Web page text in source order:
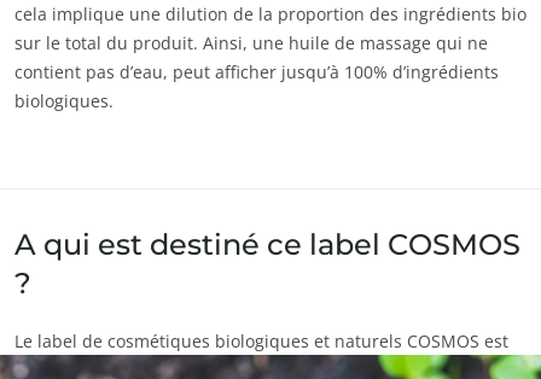
cela implique une dilution de la proportion des ingrédients bio
sur le total du produit. Ainsi, une huile de massage qui ne
contient pas d’eau, peut afficher jusqu’à 100% d’ingrédients
biologiques.
A qui est destiné ce label COSMOS
?
Le label de cosmétiques biologiques et naturels COSMOS est
destiné aux producteurs de matières premières, fabricants de